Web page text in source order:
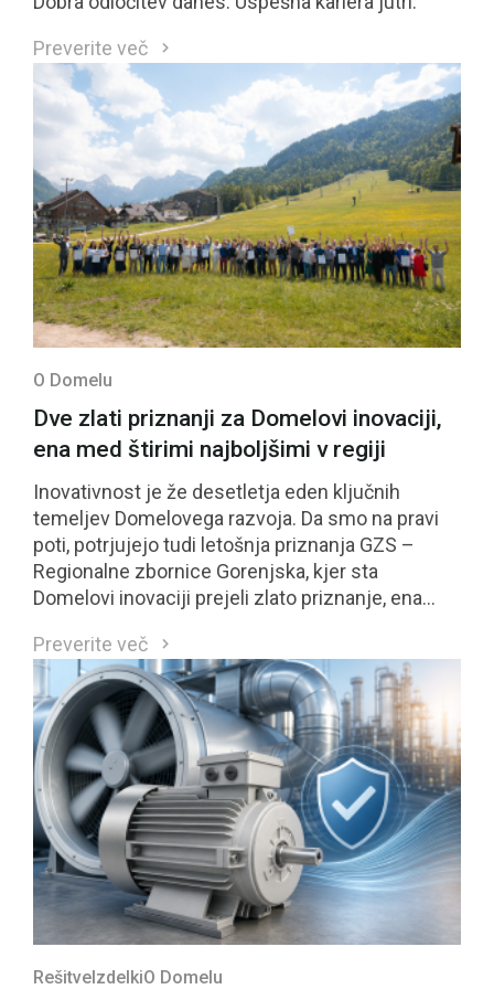
Preverite več
O Domelu
Dve zlati priznanji za Domelovi inovaciji,
ena med štirimi najboljšimi v regiji
Inovativnost je že desetletja eden ključnih
temeljev Domelovega razvoja. Da smo na pravi
poti, potrjujejo tudi letošnja priznanja GZS –
Regionalne zbornice Gorenjska, kjer sta
Domelovi inovaciji prejeli zlato priznanje, ena
ocenjene inovacije regije in bo kandidirala tudi za
nacionalno priznanje GZS.
Preverite več
RešitveIzdelkiO Domelu